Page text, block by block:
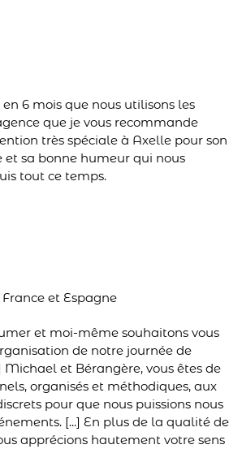
6 mois que nous utilisons les
que je vous recommande
très spéciale à Axelle pour son
et sa bonne humeur qui nous
tout ce temps.
et Espagne
et moi-même souhaitons vous
de notre journée de
et Bérangère, vous êtes de
organisés et méthodiques, aux
pour que nous puissions nous
[...] En plus de la qualité de
apprécions hautement votre sens